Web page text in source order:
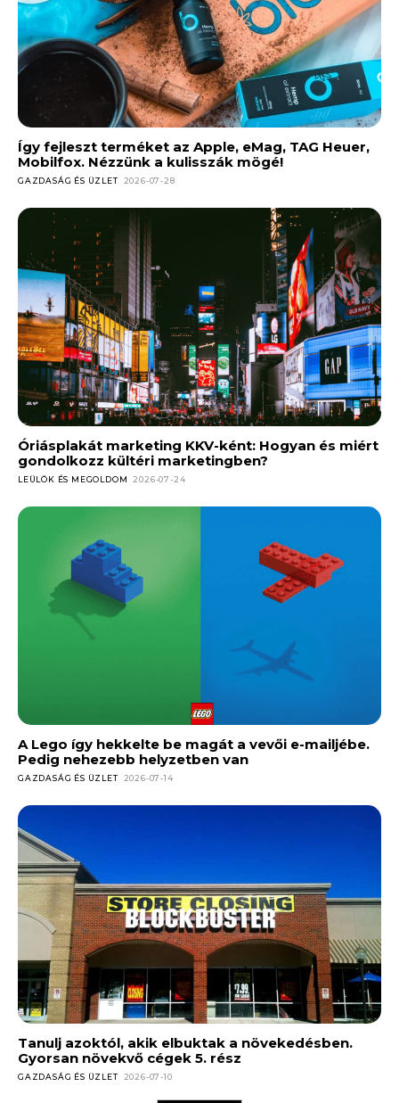
Így fejleszt terméket az Apple, eMag, TAG Heuer,
Mobilfox. Nézzünk a kulisszák mögé!
GAZDASÁG ÉS ÜZLET 2026-07-28
Óriásplakát marketing KKV-ként: Hogyan és miért
gondolkozz kültéri marketingben?
LEÜLÖK ÉS MEGOLDOM 2026-07-24
A Lego így hekkelte be magát a vevői e-mailjébe.
Pedig nehezebb helyzetben van
GAZDASÁG ÉS ÜZLET 2026-07-14
Tanulj azoktól, akik elbuktak a növekedésben.
Gyorsan növekvő cégek 5. rész
GAZDASÁG ÉS ÜZLET 2026-07-10